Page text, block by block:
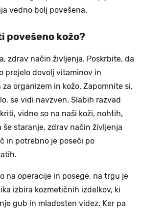
vedno bolj povešena.
povešeno kožo?
zdrav način življenja. Poskrbite, da
prejelo dovolj vitaminov in
organizem in kožo. Zapomnite si,
se vidi navzven. Slabih razvad
vidne so na naši koži, nohtih,
še staranje, zdrav način življenja
in potrebno je poseči po
na operacije in posege, na trgu je
izbira kozmetičnih izdelkov, ki
gub in mladosten videz. Ker pa